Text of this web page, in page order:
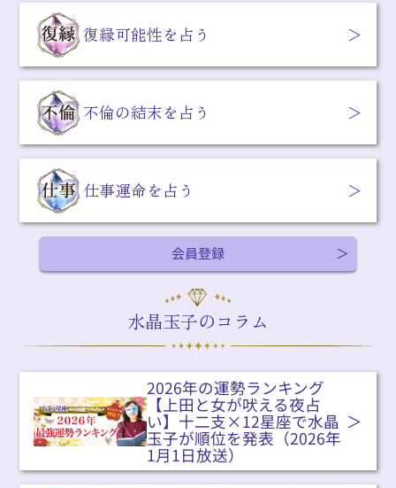
復縁可能性を占う
不倫の結末を占う
仕事運命を占う
会員登録
水晶玉子のコラム
2026年の運勢ランキング
【上田と女が吠える夜占
い】十二支×12星座で水晶
玉子が順位を発表（2026年
1月1日放送）